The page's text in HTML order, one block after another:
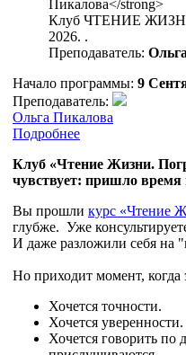
Клуб ЧТЕНИЕ
2026. .
Преподаватель:
Начало программы: 9
Преподаватель:
Ольга Пикалова
Подробнее
Клуб «Чтение Жизни.
чувствует: пришло время
Вы прошли курс «Чтение
глубже. Уже
И даже разложили себя
Но приходит момент, когда
Хочется точности.
Хочется уверенности.
Хочется говорить